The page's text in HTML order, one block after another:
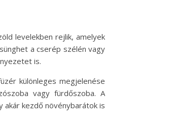
levelekben rejlik, amelyek
a cserép szélén vagy
is.
különleges megjelenése
vagy fürdőszoba. A
akár kezdő növénybarátok is